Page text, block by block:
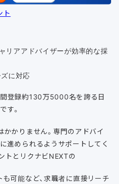
ト
リアアドバイザーが効率的な採
に対応
登録約130万5000名を誇る日
す。
かかりません。専門のアドバイ
進められるようサポートしてく
トとリクナビNEXTの
可能など、求職者に直接リーチ